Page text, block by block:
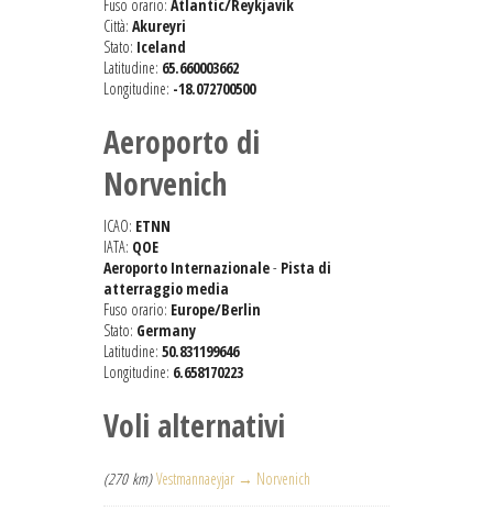
Fuso orario: Atlantic/Reykjavik
Città: Akureyri
Stato: Iceland
Latitudine: 65.660003662
Longitudine: -18.072700500
Aeroporto di
Norvenich
ICAO: ETNN
IATA: QOE
Aeroporto Internazionale- Pista di
atterraggio media
Fuso orario: Europe/Berlin
Stato: Germany
Latitudine: 50.831199646
Longitudine: 6.658170223
Voli alternativi
(270 km) Vestmannaeyjar → Norvenich